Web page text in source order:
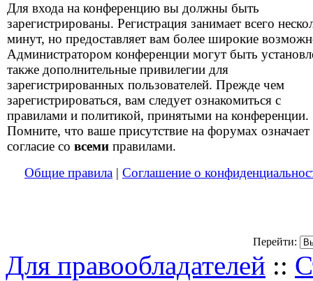
Для входа на конференцию вы должны быть
зарегистрированы. Регистрация занимает всего
минут, но предоставляет вам более широкие
Администратором конференции могут быть
также дополнительные привилегии для
зарегистрированных пользователей. Прежде чем
зарегистрироваться, вам следует ознакомиться с
правилами и политикой, принятыми на конференции.
Помните, что ваше присутствие на форумах означает
согласие со всеми правилами.
Общие правила | Соглашение о
Перейти:
Для правообладателей ::